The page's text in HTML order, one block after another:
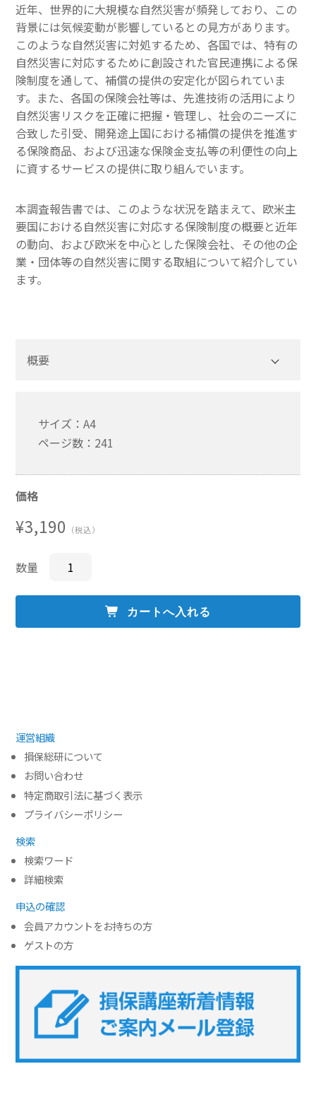
損害保険研究
近年、世界的に大規模な自然災害が頻発しており、この
背景には気候変動が影響しているとの見方があります。
このような自然災害に対処するため、各国では、特有の
自然災害に対応するために創設された官民連携による保
険制度を通して、補償の提供の安定化が図られていま
す。また、各国の保険会社等は、先進技術の活用により
自然災害リスクを正確に把握・管理し、社会のニーズに
合致した引受、開発途上国における補償の提供を推進す
る保険商品、および迅速な保険金支払等の利便性の向上
に資するサービスの提供に取り組んでいます。
本調査報告書では、このような状況を踏まえて、欧米主
要国における自然災害に対応する保険制度の概要と近年
の動向、および欧米を中心とした保険会社、その他の企
業・団体等の自然災害に関する取組について紹介してい
ます。
概要
サイズ：A4
ページ数：241
価格
¥3,190 （税込）
数量
運営組織
損保総研について
お問い合わせ
特定商取引法に基づく表示
プライバシーポリシー
検索
検索ワード
詳細検索
申込の確認
会員アカウントをお持ちの方
ゲストの方